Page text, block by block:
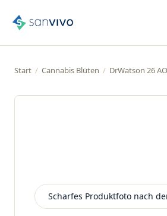
Start / Cannabis Blüten / DrWatson 26
Scharfes Produktfoto nach